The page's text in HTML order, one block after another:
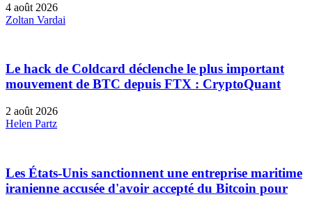
4 août 2026
Zoltan Vardai
Le hack de Coldcard déclenche le plus important
mouvement de BTC depuis FTX : CryptoQuant
2 août 2026
Helen Partz
Les États-Unis sanctionnent une entreprise maritime
iranienne accusée d'avoir accepté du Bitcoin pour